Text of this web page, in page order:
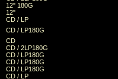
12" 180G
12"
CD / LP
CD / LP180G
CD
CD / 2LP180G
CD / LP180G
CD / LP180G
CD / LP180G
CD / LP